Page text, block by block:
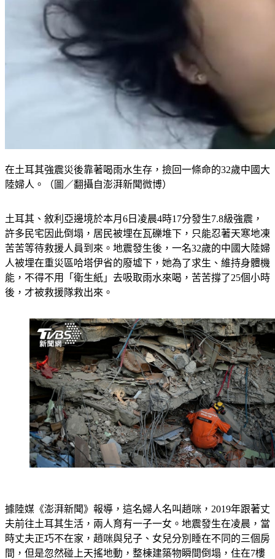
在土耳其強震災後靠著喝雨水生存，撿回一條命的32歲中國大
陸婦人。（圖／翻攝自澎湃新聞微博）
土耳其、敘利亞邊境於本月6日凌晨4時17分發生7.8級強震，
許多民宅因此倒塌，居民被埋在瓦礫堆下，只能忍著天寒地凍
苦苦等待救援人員到來。地震發生後，一名32歲的中國大陸婦
人被埋在重災區哈塔伊省的廢墟下，她為了求生、維持身體機
能，不得不用「衛生紙」去吸取雨水來喝，苦苦撐了25個小時
後，才被救援隊救出來。
據陸媒《澎湃新聞》報導，這名婦人名叫趙咪，2019年跟著丈
夫前往土耳其生活，兩人育有一子一女。地震發生在凌晨，當
時丈夫正巧不在家，趙咪與兒子、女兒分別睡在不同的三個房
間，但是忽然碰上天搖地動，整棟建築物瞬間倒塌，住在7樓